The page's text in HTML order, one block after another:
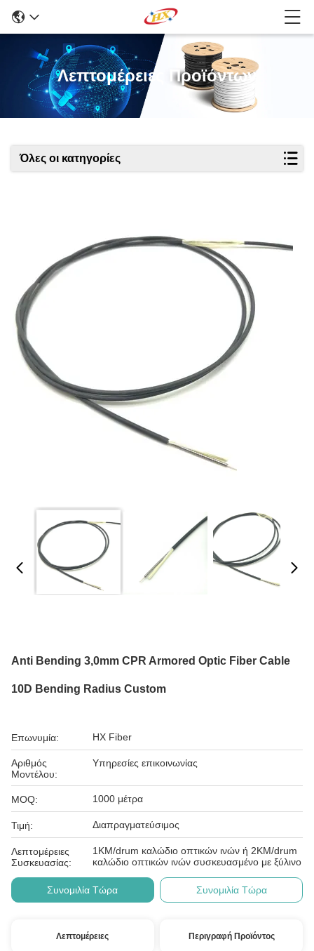
Λεπτομέρειες Προϊόντων
Όλες οι κατηγορίες
Anti Bending 3,0mm CPR Armored Optic Fiber Cable
10D Bending Radius Custom
Επωνυμία: HX Fiber
Αριθμός
Μοντέλου:
Υπηρεσίες επικοινωνίας
MOQ: 1000 μέτρα
Τιμή: Διαπραγματεύσιμος
Λεπτομέρειες
Συσκευασίας:
1KM/drum καλώδιο οπτικών ινών ή 2KM/drum
καλώδιο οπτικών ινών συσκευασμένο με ξύλινο
Συνομιλία Τώρα Συνομιλία Τώρα
Λεπτομέρειες Περιγραφή Προϊόντος